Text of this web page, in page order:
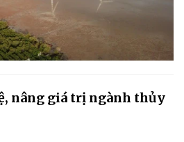
nâng giá trị ngành thủy